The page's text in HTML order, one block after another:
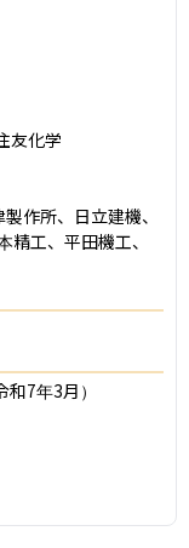
友化学
作所、日立建機、
工、平田機工、
7年3月）